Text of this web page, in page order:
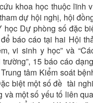
khoa học thuộc lĩnh
dự hội nghị, hội
Dự phòng số đặc
báo cáo tại hai Hội
vi sinh y học” và
15 báo cáo
tâm Kiểm soát
biệt một số đề tài
một số yếu tố liên